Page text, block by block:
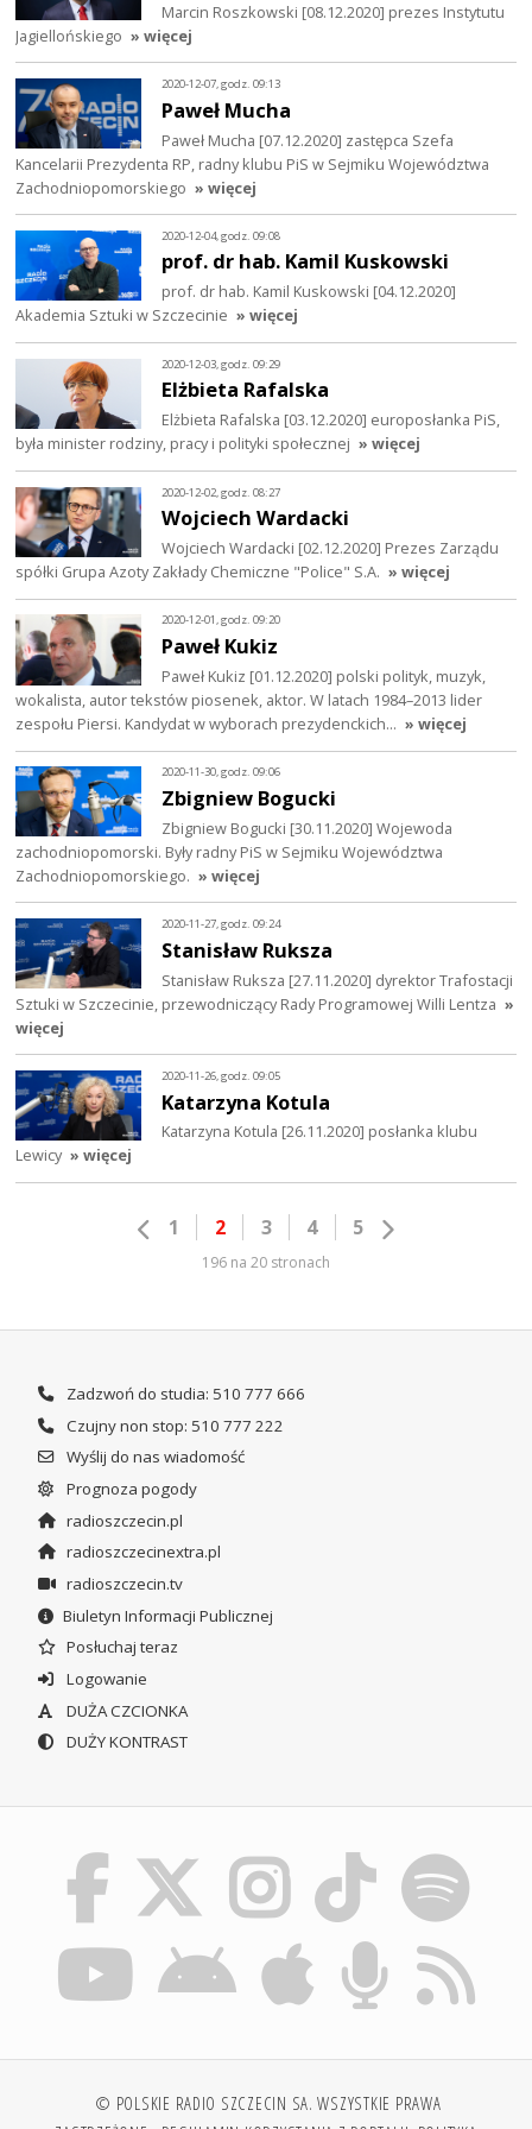
Marcin Roszkowski [08.12.2020] prezes Instytutu
Jagiellońskiego » więcej
2020-12-07, godz. 09:13
Paweł Mucha
Paweł Mucha [07.12.2020] zastępca Szefa
Kancelarii Prezydenta RP, radny klubu PiS w Sejmiku Województwa
Zachodniopomorskiego » więcej
2020-12-04, godz. 09:08
prof. dr hab. Kamil Kuskowski
prof. dr hab. Kamil Kuskowski [04.12.2020]
Akademia Sztuki w Szczecinie » więcej
2020-12-03, godz. 09:29
Elżbieta Rafalska
Elżbieta Rafalska [03.12.2020] europosłanka PiS,
była minister rodziny, pracy i polityki społecznej » więcej
2020-12-02, godz. 08:27
Wojciech Wardacki
Wojciech Wardacki [02.12.2020] Prezes Zarządu
spółki Grupa Azoty Zakłady Chemiczne "Police" S.A. » więcej
2020-12-01, godz. 09:20
Paweł Kukiz
Paweł Kukiz [01.12.2020] polski polityk, muzyk,
wokalista, autor tekstów piosenek, aktor. W latach 1984–2013 lider
zespołu Piersi. Kandydat w wyborach prezydenckich… » więcej
2020-11-30, godz. 09:06
Zbigniew Bogucki
Zbigniew Bogucki [30.11.2020] Wojewoda
zachodniopomorski. Były radny PiS w Sejmiku Województwa
Zachodniopomorskiego. » więcej
2020-11-27, godz. 09:24
Stanisław Ruksza
Stanisław Ruksza [27.11.2020] dyrektor Trafostacji
Sztuki w Szczecinie, przewodniczący Rady Programowej Willi Lentza »
więcej
2020-11-26, godz. 09:05
Katarzyna Kotula
Katarzyna Kotula [26.11.2020] posłanka klubu
Lewicy » więcej
1 2 3 4 5
196 na 20 stronach
Zadzwoń do studia: 510 777 666
Czujny non stop: 510 777 222
Wyślij do nas wiadomość
Prognoza pogody
radioszczecin.pl
radioszczecinextra.pl
radioszczecin.tv
Biuletyn Informacji Publicznej
Posłuchaj teraz
Logowanie
DUŻA CZCIONKA
DUŻY KONTRAST
© POLSKIE RADIO SZCZECIN SA. WSZYSTKIE PRAWA